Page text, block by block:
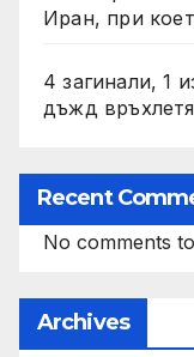
Иран, при
4 загинали, 1
дъжд
Recent
No comments
Archives